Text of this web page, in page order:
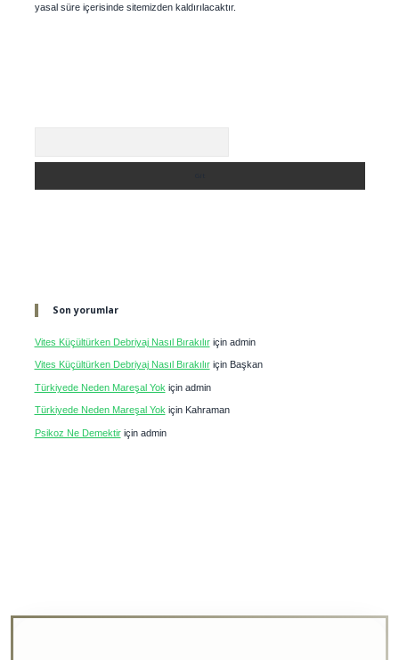
yasal süre içerisinde sitemizden kaldırılacaktır.
Son yorumlar
Vites Küçültürken Debriyaj Nasıl Bırakılıriçin admin
Vites Küçültürken Debriyaj Nasıl Bırakılıriçin Başkan
Türkiyede Neden Mareşal Yok için admin
Türkiyede Neden Mareşal Yok için Kahraman
Psikoz Ne Demektiriçin admin